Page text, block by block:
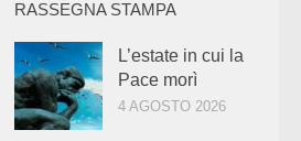
RASSEGNA STAMPA
L’estate in cui la
Pace morì
4 AGOSTO 2026